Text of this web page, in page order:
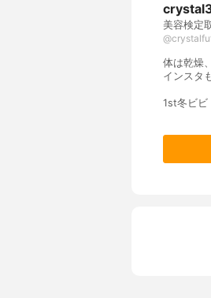
美容検定
体は乾燥
インスタ
1st冬ビビ